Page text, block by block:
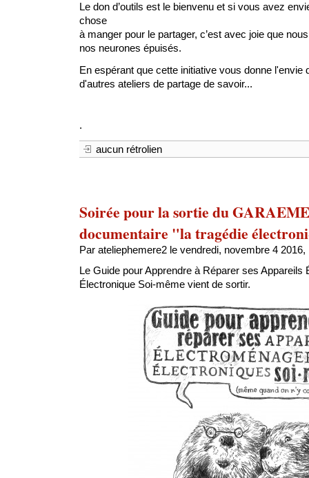
Le don d’outils est le bienvenu et si vous avez
chose
à manger pour le partager, c’est avec joie que
nos neurones épuisés.
En espérant que cette initiative vous donne l'envie
d'autres ateliers de partage de savoir...
.
aucun rétrolien
Soirée pour la sortie du
documentaire "la tragédie
Par ateliephemere2 le vendredi, novembre 4
Le Guide pour Apprendre à Réparer ses Appareils
Électronique Soi-même vient de sortir.